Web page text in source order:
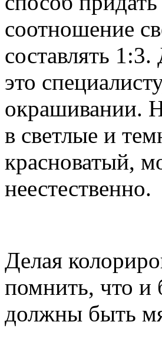
соотношение
составлять
это
окрашивании.
в светлые и
красноватый,
неестественно.
Делая
помнить, что и
должны быть